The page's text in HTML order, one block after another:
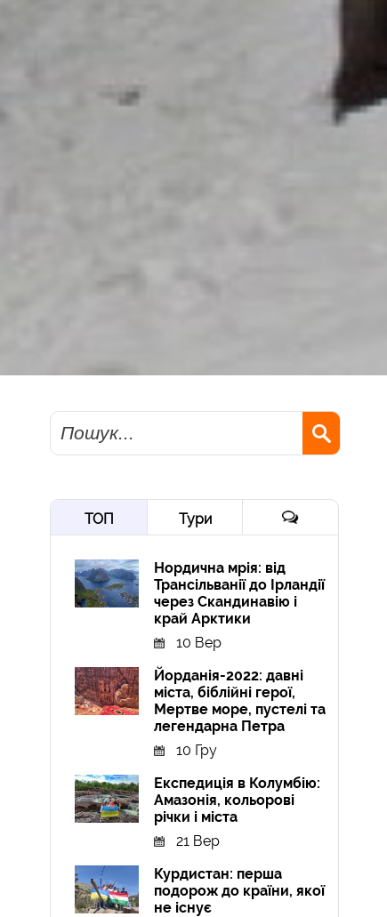
Пошук
ТОП Тури
Нордична мрія: від
Трансільванії до Ірландії
через Скандинавію і
край Арктики
10 Вер
Йорданія-2022: давні
міста, біблійні герої,
Мертве море, пустелі та
легендарна Петра
10 Гру
Експедиція в Колумбію:
Амазонія, кольорові
річки і міста
21 Вер
Курдистан: перша
подорож до країни, якої
не існує